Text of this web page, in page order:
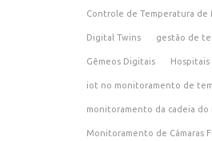
Controle de Temperatura de
Digital Twins gestão de
Gêmeos Digitais Hospitais
iot no monitoramento de
monitoramento da cadeia do
Monitoramento de Câmaras